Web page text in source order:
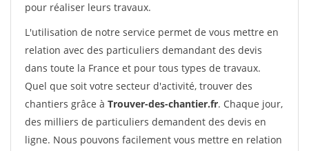
pour réaliser leurs travaux.
L'utilisation de notre service permet de vous mettre en
relation avec des particuliers demandant des devis
dans toute la France et pour tous types de travaux.
Quel que soit votre secteur d'activité, trouver des
chantiers grâce à Trouver-des-chantier.fr. Chaque jour,
des milliers de particuliers demandent des devis en
ligne. Nous pouvons facilement vous mettre en relation